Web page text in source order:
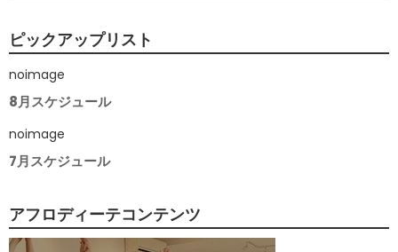
ピックアップリスト
noimage
8月スケジュール
noimage
7月スケジュール
アフロディーテコンテンツ